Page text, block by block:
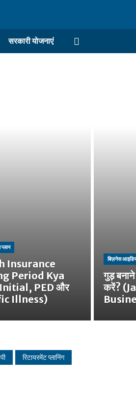
सरकारी योजनाएं
Insurance
Period Kya
PED और
Illness)
बिज़नेस
गुड़
करें?
रिटायरमेंट प्लानिंग